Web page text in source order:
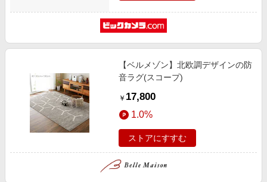
【ベルメゾン】北欧調デザインの防
音ラグ(スコープ)
￥ 17,800
1.0%
ストアにすすむ